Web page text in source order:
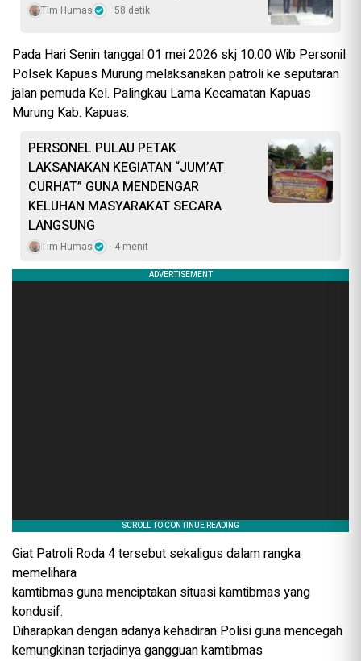
Tim Humas 58 detik
Pada Hari Senin tanggal 01 mei 2026 skj 10.00 Wib Personil
Polsek Kapuas Murung melaksanakan patroli ke seputaran
jalan pemuda Kel. Palingkau Lama Kecamatan Kapuas
Murung Kab. Kapuas.
PERSONEL PULAU PETAK
LAKSANAKAN KEGIATAN “JUM’AT
CURHAT” GUNA MENDENGAR
KELUHAN MASYARAKAT SECARA
LANGSUNG
Tim Humas 4 menit
Giat Patroli Roda 4 tersebut sekaligus dalam rangka
memelihara
kamtibmas guna menciptakan situasi kamtibmas yang
kondusif.
Diharapkan dengan adanya kehadiran Polisi guna mencegah
kemungkinan terjadinya gangguan kamtibmas